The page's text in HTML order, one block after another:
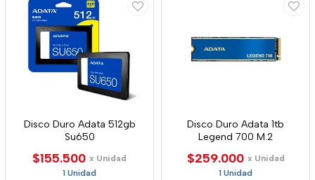
Disco Duro Adata 512gb
Su650
$155.500 x Unidad
1 Unidad
Disco Duro Adata 1tb
Legend 700 M.2
$259.000 x Unidad
1 Unidad